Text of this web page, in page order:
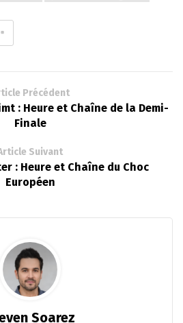
Précédent
: Heure et Chaîne de la Demi-
Finale
Suivant
: Heure et Chaîne du Choc
Européen
Soarez